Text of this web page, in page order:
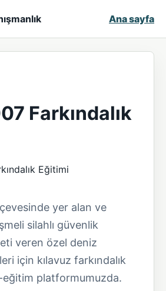
Ana sayfa
Farkındalık
yer alan ve
silahlı güvenlik
veren özel deniz
için kılavuz farkındalık
platformumuzda.